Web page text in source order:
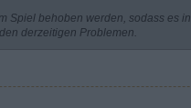
Spiel behoben werden, sodass es in
derzeitigen Problemen.